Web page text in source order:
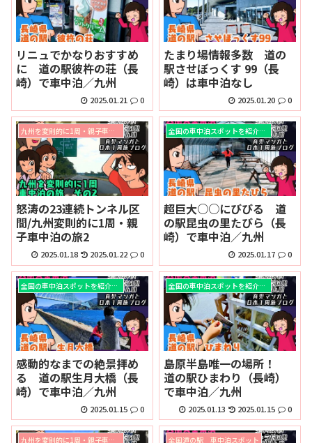
リニュでかなりおすすめ
に 道の駅彼杵の荘（長
崎）で車中泊／九州
2025.01.21 0
たまり場情報多数 道の
駅させぼっくす 99（長
崎）は車中泊なし
2025.01.20 0
九州を変則的に1周・親子車中泊の旅
怒涛の23連続トンネル区
間/九州変則的に1周・親
子車中泊の旅2
2025.01.18 2025.01.22 0
全国の車中泊スポットを紹介！！
超巨大○○にびびる 道
の駅昆虫の里たびら（長
崎）で車中泊／九州
2025.01.17 0
全国の車中泊スポットを紹介！！
感動的なまでの絶景拝め
る 道の駅生月大橋（長
崎）で車中泊／九州
2025.01.15 0
全国の車中泊スポットを紹介！！
島原半島唯一の場所！
道の駅ひまわり（長崎）
で車中泊／九州
2025.01.13 2025.01.15 0
九州を変則的に1周・親子車中泊の旅 全国道の駅 車中泊スポット